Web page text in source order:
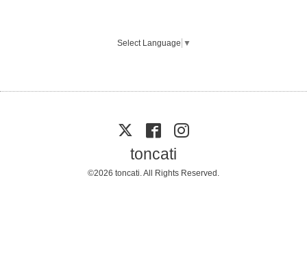
Select Language ▼
toncati
©2026 toncati . All Rights Reserved.